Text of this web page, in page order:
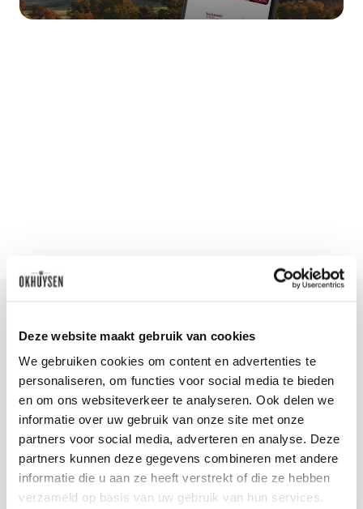
Deze website maakt gebruik van cookies
We gebruiken cookies om content en advertenties te
personaliseren, om functies voor social media te bieden
en om ons websiteverkeer te analyseren. Ook delen we
informatie over uw gebruik van onze site met onze
partners voor social media, adverteren en analyse. Deze
partners kunnen deze gegevens combineren met andere
informatie die u aan ze heeft verstrekt of die ze hebben
verzameld op basis van uw gebruik van hun services.
Blijf op de hoogte
Ontvang het laatste wijnnieuws, proeverijen en
evenementen
E-mailadres
Aanmelden